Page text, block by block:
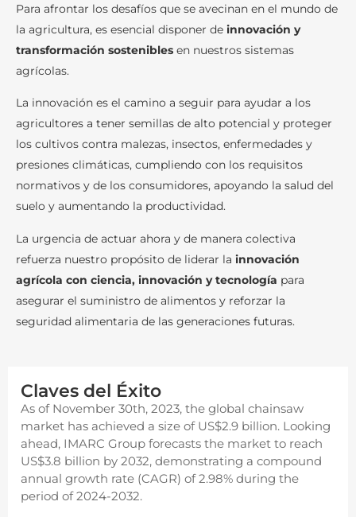
Para afrontar los desafíos que se avecinan en el mundo de
la agricultura, es esencial disponer de innovación y
transformación sostenibles en nuestros sistemas
agrícolas.
La innovación es el camino a seguir para ayudar a los
agricultores a tener semillas de alto potencial y proteger
los cultivos contra malezas, insectos, enfermedades y
presiones climáticas, cumpliendo con los requisitos
normativos y de los consumidores, apoyando la salud del
suelo y aumentando la productividad.
La urgencia de actuar ahora y de manera colectiva
refuerza nuestro propósito de liderar la innovación
agrícola con ciencia, innovación y tecnología para
asegurar el suministro de alimentos y reforzar la
seguridad alimentaria de las generaciones futuras.
Claves del Éxito
As of November 30th, 2023, the global chainsaw
market has achieved a size of US$2.9 billion. Looking
ahead, IMARC Group forecasts the market to reach
US$3.8 billion by 2032, demonstrating a compound
annual growth rate (CAGR) of 2.98% during the
period of 2024-2032.